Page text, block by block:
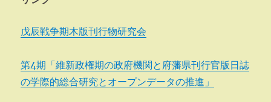
戊辰戦争期木版刊行物研究会
第4期「維新政権期の政府機関と府藩県刊行官版日誌
の学際的総合研究とオープンデータの推進」